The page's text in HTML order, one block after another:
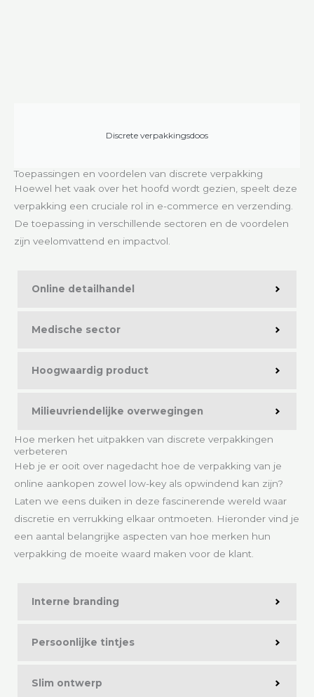
Discrete verpakkingsdoos
Toepassingen en voordelen van discrete verpakking
Hoewel het vaak over het hoofd wordt gezien, speelt deze
verpakking een cruciale rol in e-commerce en verzending.
De toepassing in verschillende sectoren en de voordelen
zijn veelomvattend en impactvol.
Online detailhandel
Medische sector
Hoogwaardig product
Milieuvriendelijke overwegingen
Hoe merken het uitpakken van discrete verpakkingen
verbeteren
Heb je er ooit over nagedacht hoe de verpakking van je
online aankopen zowel low-key als opwindend kan zijn?
Laten we eens duiken in deze fascinerende wereld waar
discretie en verrukking elkaar ontmoeten. Hieronder vind je
een aantal belangrijke aspecten van hoe merken hun
verpakking de moeite waard maken voor de klant.
Interne branding
Persoonlijke tintjes
Slim ontwerp